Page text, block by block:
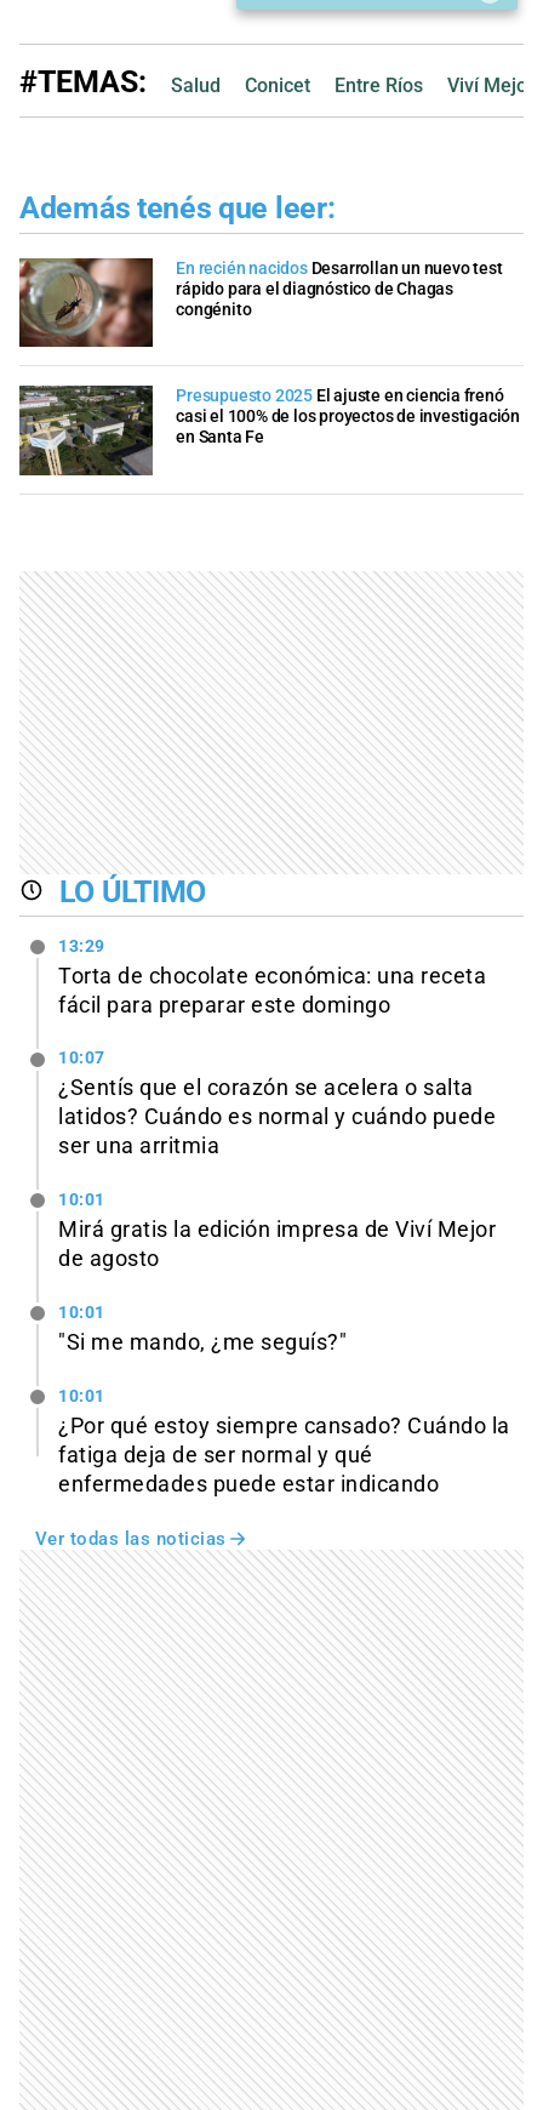
#TEMAS: Salud Conicet Entre Ríos Viví Mejor
Además tenés que leer:
En recién nacidos Desarrollan un nuevo test
rápido para el diagnóstico de Chagas
congénito
Presupuesto 2025 El ajuste en ciencia frenó
casi el 100% de los proyectos de investigación
en Santa Fe
LO ÚLTIMO
13:29
Torta de chocolate económica: una receta
fácil para preparar este domingo
10:07
¿Sentís que el corazón se acelera o salta
latidos? Cuándo es normal y cuándo puede
ser una arritmia
10:01
Mirá gratis la edición impresa de Viví Mejor
de agosto
10:01
"Si me mando, ¿me seguís?"
10:01
¿Por qué estoy siempre cansado? Cuándo la
fatiga deja de ser normal y qué
enfermedades puede estar indicando
Ver todas las noticias